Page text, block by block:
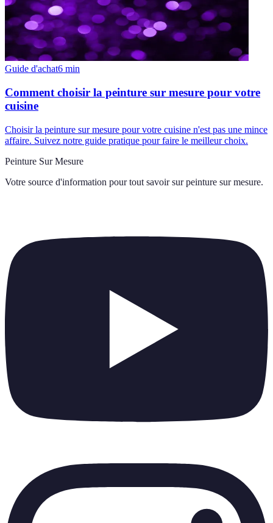
Guide d'achat6 min
Comment choisir la peinture sur mesure pour votre
cuisine
Choisir la peinture sur mesure pour votre cuisine n'est pas une mince
affaire. Suivez notre guide pratique pour faire le meilleur choix.
Peinture Sur Mesure
Votre source d'information pour tout savoir sur peinture sur mesure.